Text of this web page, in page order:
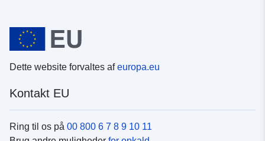
Dette website forvaltes afeuropa.eu
Kontakt EU
Ring til os på 00 800 6 7 8 9 10 11